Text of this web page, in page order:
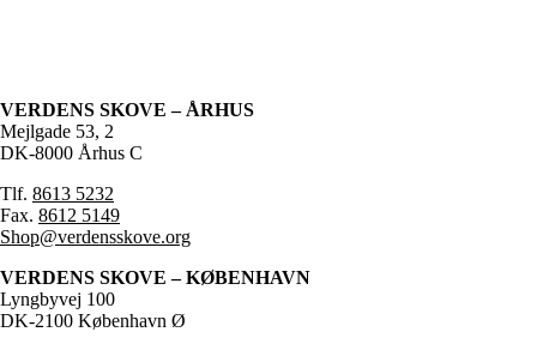
VERDENS SKOVE – ÅRHUS
Mejlgade 53, 2
DK-8000 Århus C
Tlf. 8613 5232
Fax. 8612 5149
Shop@verdensskove.org
VERDENS SKOVE – KØBENHAVN
Lyngbyvej 100
DK-2100 København Ø